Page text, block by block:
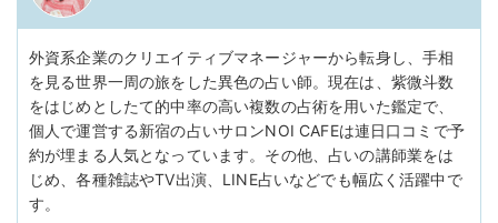
外資系企業のクリエイティブマネージャーから転身し、手相
を見る世界一周の旅をした異色の占い師。現在は、紫微斗数
をはじめとしたて的中率の高い複数の占術を用いた鑑定で、
個人で運営する新宿の占いサロンNOI CAFEは連日口コミで予
約が埋まる人気となっています。その他、占いの講師業をは
じめ、各種雑誌やTV出演、LINE占いなどでも幅広く活躍中で
す。